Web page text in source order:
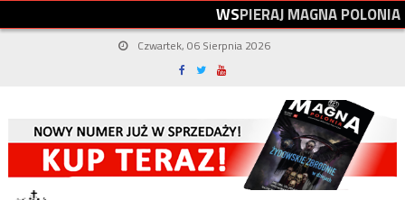
WSPIERAJMAGNAPOLONIA
Czwartek, 06 Sierpnia 2026